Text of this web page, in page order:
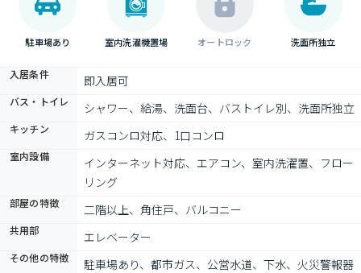
駐車場あり 室内洗濯機置場 オートロック 洗面所独立
入居条件 即入居可
バス・トイレ シャワー、給湯、洗面台、バストイレ別、洗面所独立
キッチン ガスコンロ対応、1口コンロ
室内設備
インターネット対応、エアコン、室内洗濯置、フロー
リング
部屋の特徴 二階以上、角住戸、バルコニー
共用部 エレベーター
その他の特徴
駐車場あり、都市ガス、公営水道、下水、火災警報器